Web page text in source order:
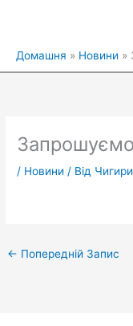
Домашня Новини
/ Новини / Від
← Попередній Запис